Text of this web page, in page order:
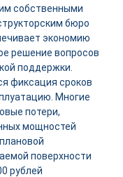
собственными
бюро
экономию
решение вопросов
поддержки.
фиксация сроков
Многие
потери,
мощностей
поверхности
руб­лей